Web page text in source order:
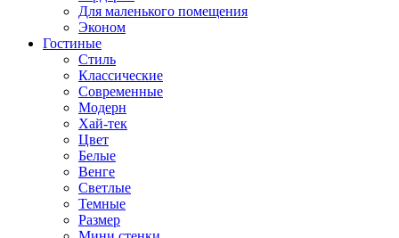
Для маленького помещения
Эконом
Гостиные
Стиль
Классические
Современные
Модерн
Хай-тек
Цвет
Белые
Венге
Светлые
Темные
Размер